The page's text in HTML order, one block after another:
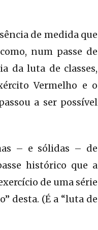
de medida que
num passe de
da luta de classes,
Vermelho e o
a ser possível
– e sólidas – de
histórico que a
de uma série
desta. (É a “luta de